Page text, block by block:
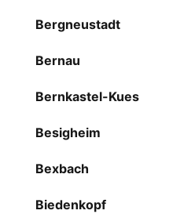
Bergneustadt
Bernau
Bernkastel-Kues
Besigheim
Bexbach
Biedenkopf